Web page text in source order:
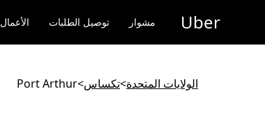
المحتوى
Uber مشوار توصيل الطلبات الأعمال
الولايات المتحدة>تكساس>
Port Arthur